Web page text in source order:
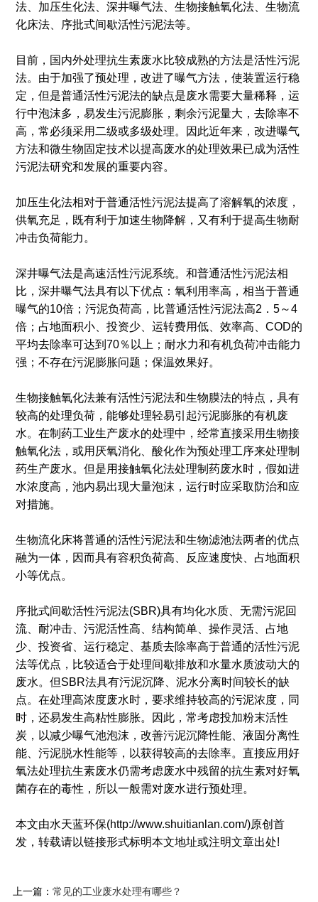
法、加压生化法、深井曝气法、生物接触氧化法、生物流
化床法、序批式间歇活性污泥法等。
目前，国内外处理抗生素废水比较成熟的方法是活性污泥
法。由于加强了预处理，改进了曝气方法，使装置运行稳
定，但是普通活性污泥法的缺点是废水需要大量稀释，运
行中泡沫多，易发生污泥膨胀，剩余污泥量大，去除率不
高，常必须采用二级或多级处理。因此近年来，改进曝气
方法和微生物固定技术以提高废水的处理效果已成为活性
污泥法研究和发展的重要内容。
加压生化法相对于普通活性污泥法提高了溶解氧的浓度，
供氧充足，既有利于加速生物降解，又有利于提高生物耐
冲击负荷能力。
深井曝气法是高速活性污泥系统。和普通活性污泥法相
比，深井曝气法具有以下优点：氧利用率高，相当于普通
曝气的10倍；污泥负荷高，比普通活性污泥法高2．5～4
倍；占地面积小、投资少、运转费用低、效率高、COD的
平均去除率可达到70％以上；耐水力和有机负荷冲击能力
强；不存在污泥膨胀问题；保温效果好。
生物接触氧化法兼有活性污泥法和生物膜法的特点，具有
较高的处理负荷，能够处理轻易引起污泥膨胀的有机废
水。在制药工业生产废水的处理中，经常直接采用生物接
触氧化法，或用厌氧消化、酸化作为预处理工序来处理制
药生产废水。但是用接触氧化法处理制药废水时，假如进
水浓度高，池内易出现大量泡沫，运行时应采取防治和应
对措施。
生物流化床将普通的活性污泥法和生物滤池法两者的优点
融为一体，因而具有容积负荷高、反应速度快、占地面积
小等优点。
序批式间歇活性污泥法(SBR)具有均化水质、无需污泥回
流、耐冲击、污泥活性高、结构简单、操作灵活、占地
少、投资省、运行稳定、基质去除率高于普通的活性污泥
法等优点，比较适合于处理间歇排放和水量水质波动大的
废水。但SBR法具有污泥沉降、泥水分离时间较长的缺
点。在处理高浓度废水时，要求维持较高的污泥浓度，同
时，还易发生高粘性膨胀。因此，常考虑投加粉末活性
炭，以减少曝气池泡沫，改善污泥沉降性能、液固分离性
能、污泥脱水性能等，以获得较高的去除率。直接应用好
氧法处理抗生素废水仍需考虑废水中残留的抗生素对好氧
菌存在的毒性，所以一般需对废水进行预处理。
本文由水天蓝环保(http://www.shuitianlan.com/)原创首
发，转载请以链接形式标明本文地址或注明文章出处!
上一篇： 常见的工业废水处理有哪些？